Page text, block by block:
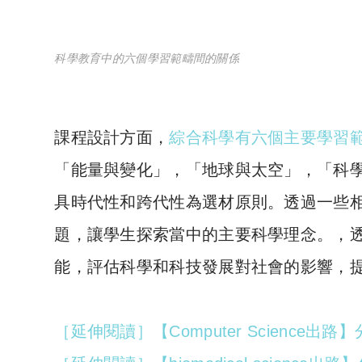
科學教育中的六個學習範疇間的關係
課程設計方面，綜合科學有六個主要學習
「能量與變化」，「地球與太空」，「
具時代性和跨代性為選材原則。透過一些
題，讓學生探索當中的主要科學理念。，
能，評估科學和科技發展對社會的影響，
［延伸閱讀］【Computer Science出路